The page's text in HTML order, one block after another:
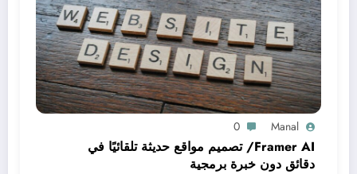
Manal
0
Framer AI/ تصميم مواقع حديثة تلقائيًا في
دقائق دون خبرة برمجية